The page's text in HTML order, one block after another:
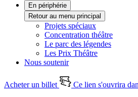
En périphérie
Retour au menu principal
Projets spéciaux
Concentration théâtre
Le parc des légendes
Les Prix Théâtre
Nous soutenir
Acheter un billet
Ce lien s'ouvrira